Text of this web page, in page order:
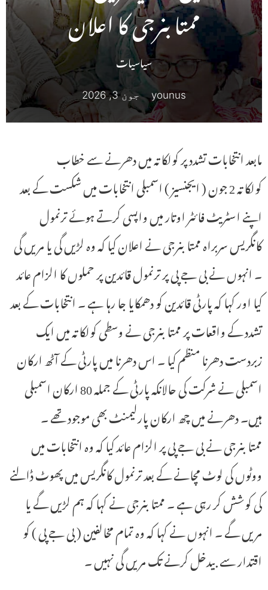
ممتابنرجی کا اعلان
سیاسیات
younus جون 3, 2026
مابعد انتخابات تشدد پر کولکاتہ میں دھرنے سے خطاب
کولکاتہ 2 جون ( ایجنسیز ) اسمبلی انتخابات میں شکست کے بعد
اپنے اسٹریٹ فائٹر اوتار میں واپسی کرتے ہوئے ترنمول
کانگریس سربراہ ممتابنرجی نے اعلان کیا کہ وہ لڑیں گی یا مریں گی
۔ انہوں نے بی جے پی پر ترنمول قائدین پر حملوں کا الزام عائد
کیا اور کہا کہ پارٹی قائدین کو دھمکایا جا رہا ہے ۔ انتخابات کے بعد
تشدد کے واقعات پر ممتابنرجی نے وسطی کولکاتہ میں ایک
زبردست دھرنا منظم کیا ۔ اس دھرنا میں پارٹی کے آٹھ ارکان
اسمبلی نے شرکت کی حالانکہ پارٹی کے جملہ 80 ارکان اسمبلی
ہیں۔ دھرنے میں چھ ارکان پارلیمنٹ بھی موجود تھے ۔
ممتابنرجی نے بی جے پی پر الزام عائد کیا کہ وہ انتخابات میں
ووٹوں کی لوٹ مچانے کے بعد ترنمول کانگریس میں پھوٹ ڈالنے
کی کوشش کر رہی ہے ۔ ممتابنرجی نے کہا کہ ہم لڑیں گے یا
مریں گے ۔ انہوں نے کہا کہ وہ تمام مخالفین ( بی جے پی ) کو
اقتدار سے بیدخل کرنے تک مریں گی نہیں ۔